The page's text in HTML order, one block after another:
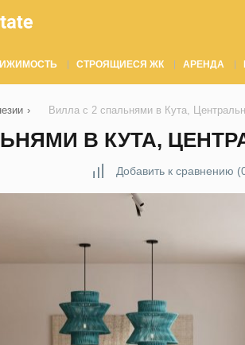
СТРОЯЩИЕСЯ ЖК АРЕНДА
› Вилла с 2 спальнями в Кута,
В КУТА,
Добавить к сравнению (